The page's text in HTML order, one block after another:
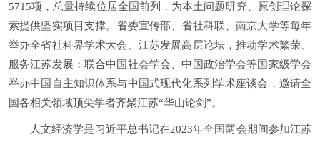
5715项，总量持续位居全国前列，为本土问题研究、原创理论探
索提供坚实项目支撑。省委宣传部、省社科联、南京大学等每年
举办全省社科界学术大会、江苏发展高层论坛，推动学术繁荣、
服务江苏发展；联合中国社会学会、中国政治学会等国家级学会
举办中国自主知识体系与中国式现代化系列学术座谈会，邀请全
国各相关领域顶尖学者齐聚江苏“华山论剑”。
人文经济学是习近平总书记在2023年全国两会期间参加江苏